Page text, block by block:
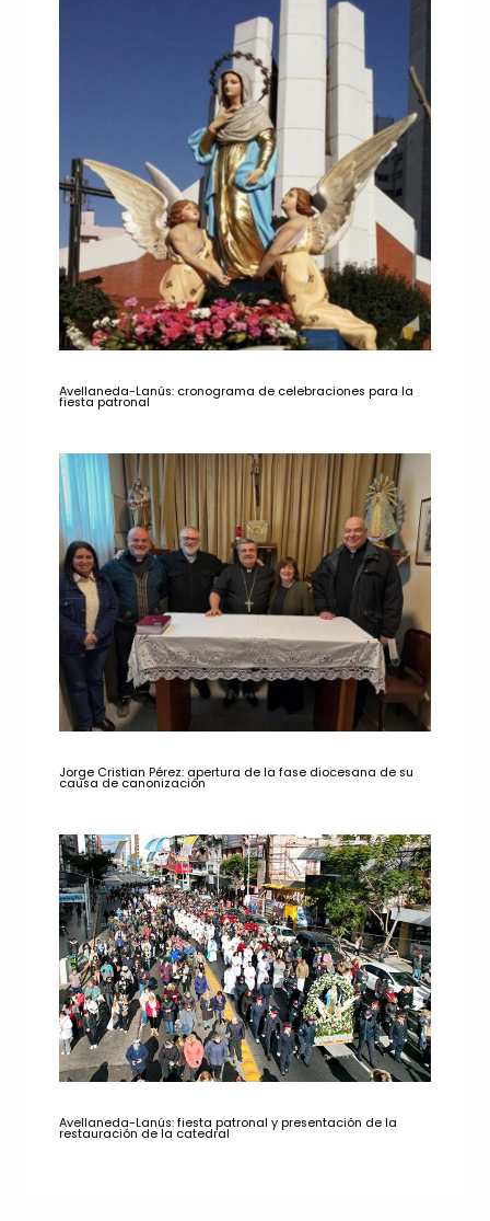
Avellaneda-Lanús: cronograma de celebraciones para la
fiesta patronal
Jorge Cristian Pérez: apertura de la fase diocesana de su
causa de canonización
Avellaneda-Lanús: fiesta patronal y presentación de la
restauración de la catedral